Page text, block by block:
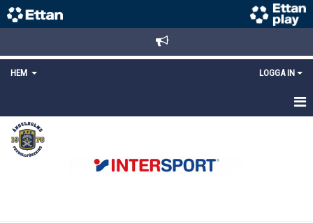
HEM LOGGA IN
STARTSIDA
NYHETER